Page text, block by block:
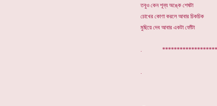
তবুও কেন শূন্য অঙ্কে শেষটা
চোখের কোণা করলে আবার চিকচিক
মুছিয়ে দেব আবার একটা ফোঁটা
.